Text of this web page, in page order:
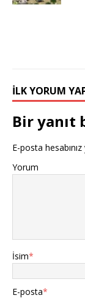
İLK YORUM
Bir yanıt
E-posta
Yorum
İsim*
E-posta*